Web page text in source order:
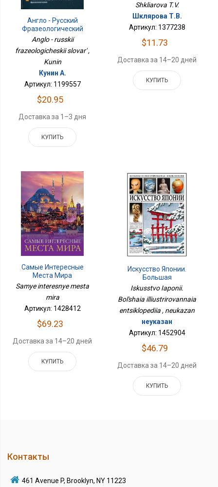
Англо - Русский
Фразеологический
Словарь
Anglo - russkii
frazeologicheskii slovar' ,
Kunin
Кунин А.
Артикул: 1199557
$20.95
Доставка за 1–3 дня
КУПИТЬ
Shkliarova T.V.
Шклярова Т.В.
Артикул: 1377238
$11.73
Доставка за 14–20 дней
КУПИТЬ
Самые Интересные
Места Мира
Samye interesnye mesta
mira
Артикул: 1428412
$69.23
Доставка за 14–20 дней
КУПИТЬ
Искусство Японии.
Большая
Иллюстрированная
Энциклопедия
Iskusstvo Iaponii.
Bol'shaia illiustrirovannaia
entsiklopediia , neukazan
неуказан
Артикул: 1452904
$46.79
Доставка за 14–20 дней
КУПИТЬ
Контакты
461 Avenue P, Brooklyn, NY 11223